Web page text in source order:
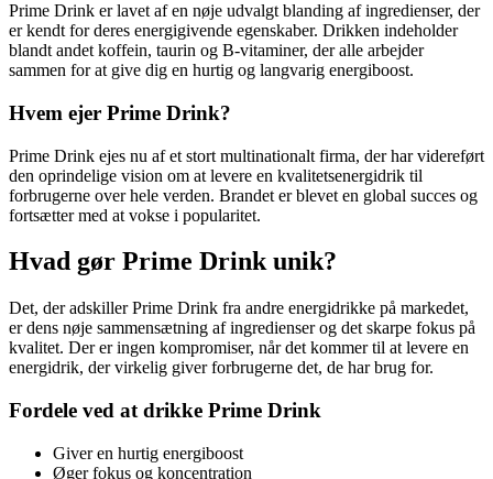
Prime Drink er lavet af en nøje udvalgt blanding af ingredienser, der
er kendt for deres energigivende egenskaber. Drikken indeholder
blandt andet koffein, taurin og B-vitaminer, der alle arbejder
sammen for at give dig en hurtig og langvarig energiboost.
Hvem ejer Prime Drink?
Prime Drink ejes nu af et stort multinationalt firma, der har videreført
den oprindelige vision om at levere en kvalitetsenergidrik til
forbrugerne over hele verden. Brandet er blevet en global succes og
fortsætter med at vokse i popularitet.
Hvad gør Prime Drink unik?
Det, der adskiller Prime Drink fra andre energidrikke på markedet,
er dens nøje sammensætning af ingredienser og det skarpe fokus på
kvalitet. Der er ingen kompromiser, når det kommer til at levere en
energidrik, der virkelig giver forbrugerne det, de har brug for.
Fordele ved at drikke Prime Drink
Giver en hurtig energiboost
Øger fokus og koncentration